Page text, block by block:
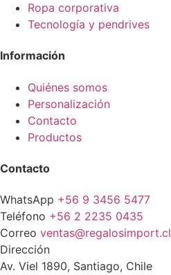
Ropa corporativa
Tecnología y pendrives
Información
Quiénes somos
Personalización
Contacto
Productos
Contacto
WhatsApp +56 9 3456 5477
Teléfono +56 2 2235 0435
Correo ventas@regalosimport.cl
Dirección
Av. Viel 1890, Santiago, Chile